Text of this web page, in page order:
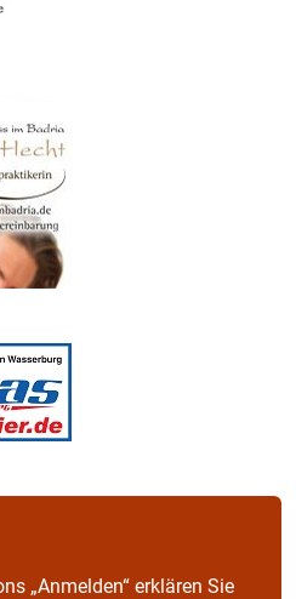
„Anmelden“ erklären Sie